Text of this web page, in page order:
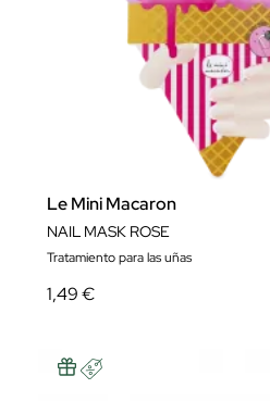
Le Mini Macaron
NAIL MASK ROSE
Tratamiento para las uñas
1,49 €